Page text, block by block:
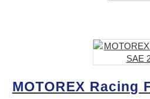
MOTOREX Racing